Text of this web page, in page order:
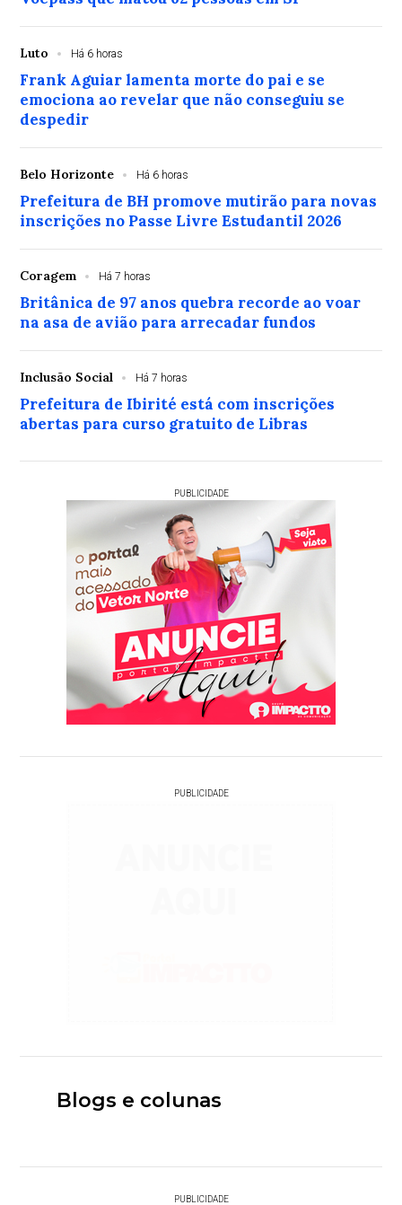
Luto Há 6 horas
Frank Aguiar lamenta morte do pai e se
emociona ao revelar que não conseguiu se
despedir
Belo Horizonte Há 6 horas
Prefeitura de BH promove mutirão para novas
inscrições no Passe Livre Estudantil 2026
Coragem Há 7 horas
Britânica de 97 anos quebra recorde ao voar
na asa de avião para arrecadar fundos
Inclusão Social Há 7 horas
Prefeitura de Ibirité está com inscrições
abertas para curso gratuito de Libras
PUBLICIDADE
PUBLICIDADE
Blogs e colunas
PUBLICIDADE